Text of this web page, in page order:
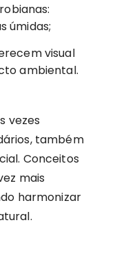
úmidas;
visual
ambiental.
vezes
também
Conceitos
mais
harmonizar